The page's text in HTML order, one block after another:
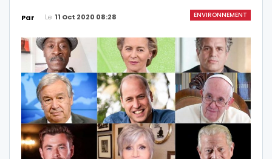
ENVIRONNEMENT
Par Le 11 Oct 2020 08:28